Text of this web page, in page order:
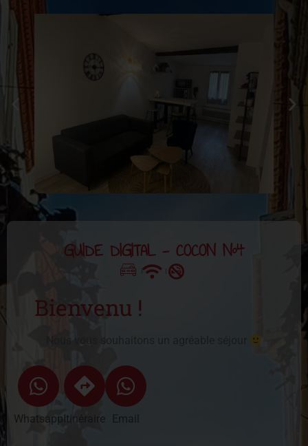
GUIDE DIGITAL - COCON N°4
Bienvenu !
Nous vous souhaitons un agréable séjour
Whatsapp Itinéraire Email